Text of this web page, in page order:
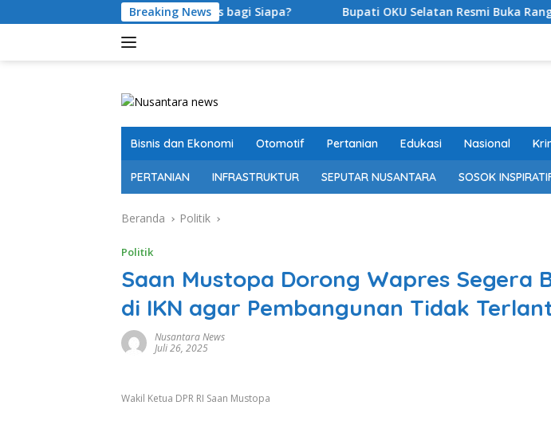
ke
Breaking News
Berkualitas bagi Siapa? Bupati OKU Selatan Resmi Buka Rangkaian Lomba
Bisnis dan Ekonomi Otomotif Pertanian Edukasi Nasional
PERTANIAN INFRASTRUKTUR SEPUTAR NUSANTARA SOSOK
Beranda Politik
Politik
Saan Mustopa Dorong Wapres Segera
di IKN agar Pembangunan Tidak
Nusantara News
Juli 26, 2025
Wakil Ketua DPR RI Saan Mustopa